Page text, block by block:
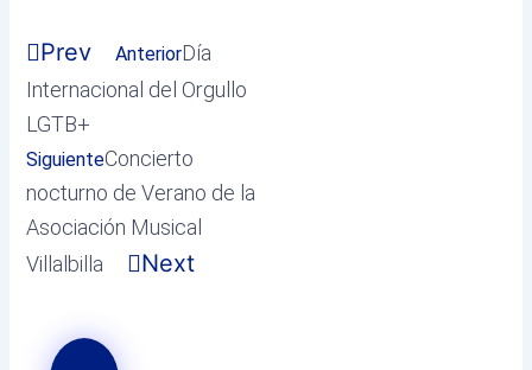
Prev AnteriorDía
Internacional del Orgullo
LGTB+
SiguienteConcierto
nocturno de Verano de la
Asociación Musical
Villalbilla
Next